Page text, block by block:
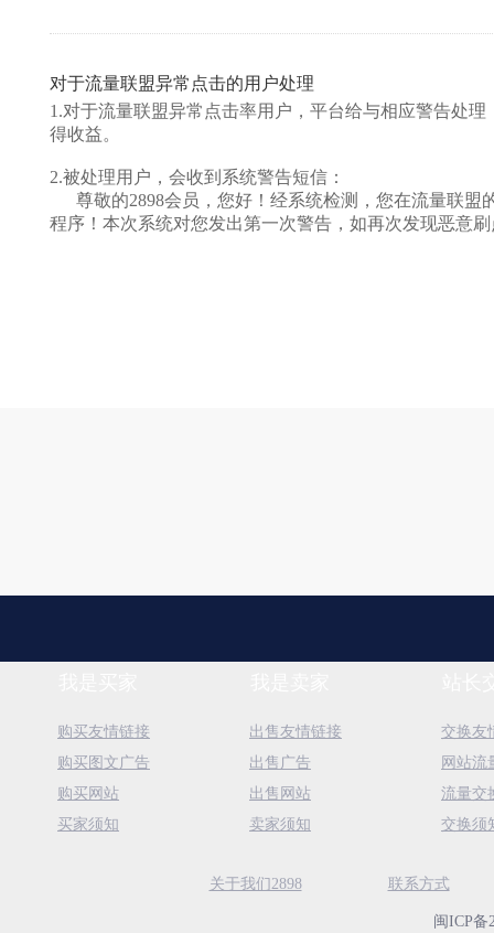
对于流量联盟异常点击的用户处理
1.对于流量联盟异常点击率用户，平台给与相应警告处
得收益。
2.被处理用户，会收到系统警告短信：
尊敬的2898会员，您好！经系统检测，您在流量联盟
程序！本次系统对您发出第一次警告，如再次发现恶意
购买友情链接
购买图文广告
购买网站
买家须知
出售友情链接
出售广告
出售网站
卖家须知
交换友
网站流
流量交
交换须
关于我们2898 联系方式
闽ICP备